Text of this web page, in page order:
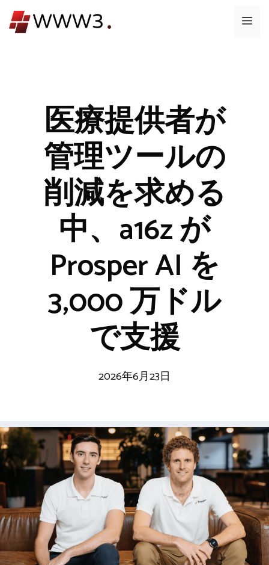
ン
メ
医療提供者が
管理ツールの
削減を求める
中、a16z が
Prosper AI を
3,000 万ドル
で支援
2026年6月23日